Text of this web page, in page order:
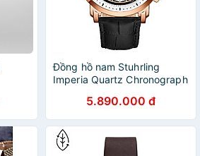
Đồng hồ nam Stuhrling
Imperia Quartz Chronograph
5.890.000 đ